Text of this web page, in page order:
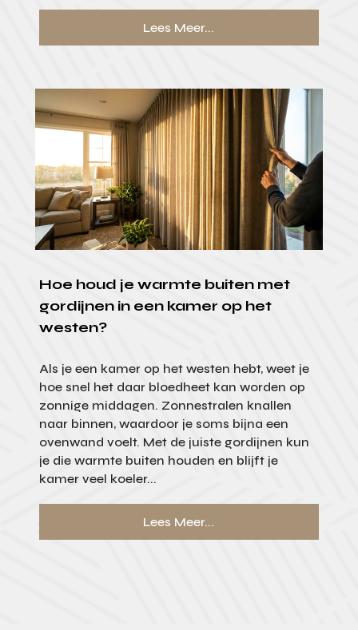
Lees Meer...
Hoe houd je warmte buiten met
gordijnen in een kamer op het
westen?
Als je een kamer op het westen hebt, weet je
hoe snel het daar bloedheet kan worden op
zonnige middagen. Zonnestralen knallen
naar binnen, waardoor je soms bijna een
ovenwand voelt. Met de juiste gordijnen kun
je die warmte buiten houden en blijft je
kamer veel koeler...
Lees Meer...